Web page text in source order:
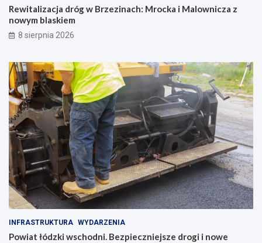
Rewitalizacja dróg w Brzezinach: Mrocka i Malownicza z
nowym blaskiem
8 sierpnia 2026
INFRASTRUKTURA WYDARZENIA
Powiat łódzki wschodni. Bezpieczniejsze drogi i nowe